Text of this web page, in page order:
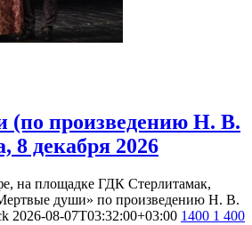
произведению Н. В.
декабря 2026
на площадке ГДК Стерлитамак,
души» по произведению Н. В.
2026-08-07T03:32:00+03:00 1400 1 400